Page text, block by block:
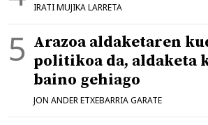
IRATI MUJIKA LARRETA
Arazoa aldaketaren
politikoa da, aldaketa
baino gehiago
JON ANDER ETXEBARRIA GARATE